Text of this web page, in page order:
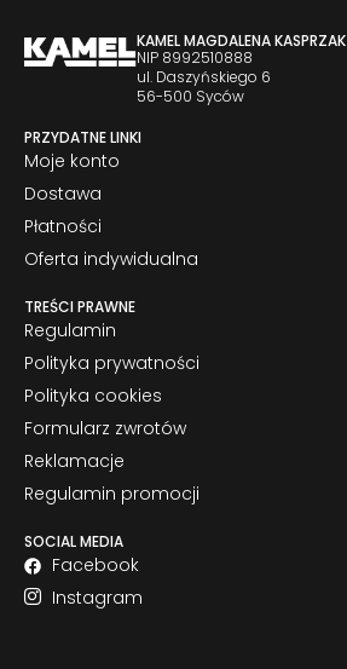
KAMEL MAGDALENA KASPRZAK
NIP 8992510888
ul. Daszyńskiego 6
56-500 Syców
PRZYDATNE LINKI
Moje konto
Dostawa
Płatności
Oferta indywidualna
TREŚCI PRAWNE
Regulamin
Polityka prywatności
Polityka cookies
Formularz zwrotów
Reklamacje
Regulamin promocji
SOCIAL MEDIA
Facebook
Instagram